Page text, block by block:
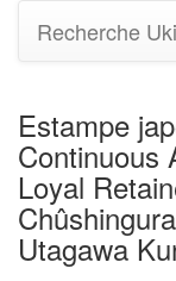
Recherche
Estampe
Continuous
Loyal
Utagawa